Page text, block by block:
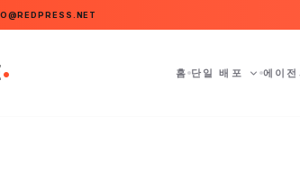
. 홈 단일 배포 에이전